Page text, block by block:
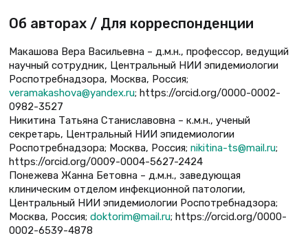
Об авторах / Для корреспонденции
Макашова Вера Васильевна – д.м.н., профессор, ведущий
научный сотрудник, Центральный НИИ эпидемиологии
Роспотребнадзора, Москва, Россия;
veramakashova@yandex.ru; https://orcid.org/0000-0002-
0982-3527
Никитина Татьяна Станиславовна – к.м.н., ученый
секретарь, Центральный НИИ эпидемиологии
Роспотребнадзора; Москва, Россия; nikitina-ts@mail.ru;
https://orcid.org/0009-0004-5627-2424
Понежева Жанна Бетовна – д.м.н., заведующая
клиническим отделом инфекционной патологии,
Центральный НИИ эпидемиологии Роспотребнадзора;
Москва, Россия; doktorim@mail.ru; https://orcid.org/0000-
0002-6539-4878